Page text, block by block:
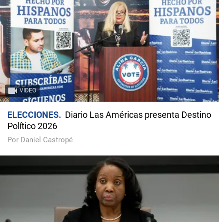
VIDEO
ELECCIONES
Diario Las Américas presenta Destino
Político 2026
Por Daniel Castropé